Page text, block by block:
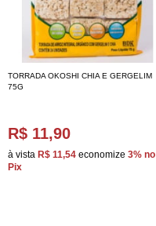
TORRADA OKOSHI CHIA E GERGELIM
75G
R$ 11,90
à vista R$ 11,54 economize 3% no
Pix